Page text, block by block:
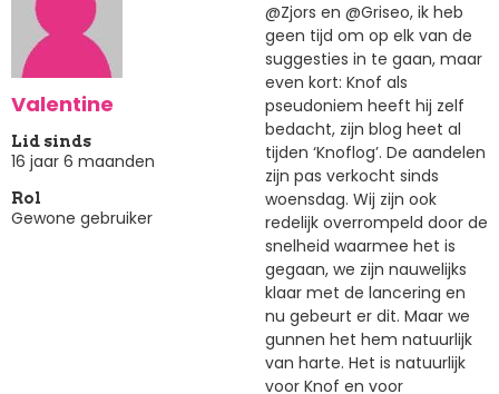
Valentine
Lid sinds
16 jaar 6 maanden
Rol
Gewone gebruiker
@Zjors en @Griseo, ik heb
geen tijd om op elk van de
suggesties in te gaan, maar
even kort: Knof als
pseudoniem heeft hij zelf
bedacht, zijn blog heet al
tijden ‘Knoflog’. De aandelen
zijn pas verkocht sinds
woensdag. Wij zijn ook
redelijk overrompeld door de
snelheid waarmee het is
gegaan, we zijn nauwelijks
klaar met de lancering en
nu gebeurt er dit. Maar we
gunnen het hem natuurlijk
van harte. Het is natuurlijk
voor Knof en voor